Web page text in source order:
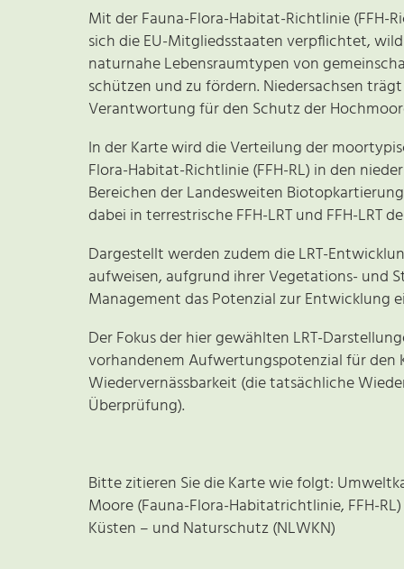
Mit der Fauna-Flora-Habitat-Richtlinie (FFH-
sich die EU-Mitgliedsstaaten verpflichtet,
naturnahe Lebensraumtypen von
schützen und zu fördern. Niedersachsen
Verantwortung für den Schutz der
In der Karte wird die Verteilung der
Flora-Habitat-Richtlinie (FFH-RL) in den
Bereichen der Landesweiten
dabei in terrestrische FFH-LRT und FFH-LRT
Dargestellt werden zudem die LRT-
aufweisen, aufgrund ihrer Vegetations- und
Management das Potenzial zur Entwicklung
Der Fokus der hier gewählten LRT-
vorhandenem Aufwertungspotenzial für
Wiedervernässbarkeit (die tatsächliche
Überprüfung).
Bitte zitieren Sie die Karte wie folgt:
Moore (Fauna-Flora-Habitatrichtlinie, FFH-
Küsten – und Naturschutz (NLWKN)